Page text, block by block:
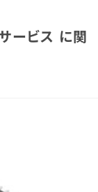
ービス に関